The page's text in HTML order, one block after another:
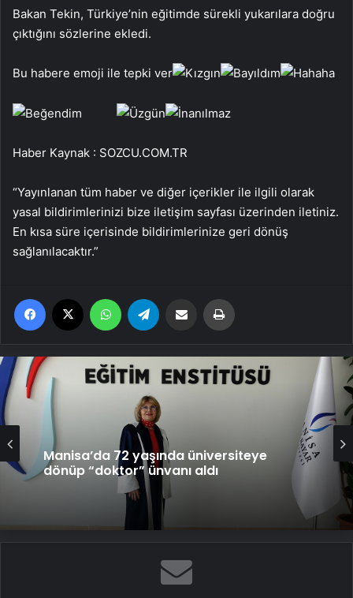
Bakan Tekin, Türkiye’nin eğitimde sürekli yukarılara doğru
çıktığını sözlerine ekledi.
Bu habere emoji ile tepki ver
Haber Kaynak : SOZCU.COM.TR
“Yayınlanan tüm haber ve diğer içerikler ile ilgili olarak
yasal bildirimlerinizi bize iletişim sayfası üzerinden iletiniz.
En kısa süre içerisinde bildirimlerinize geri dönüş
sağlanılacaktır.”
Facebook WhatsApp Email'den paylaş
Manisa’da 72 yaşında üniversiteye
dönüp “doktor” ünvanı aldı